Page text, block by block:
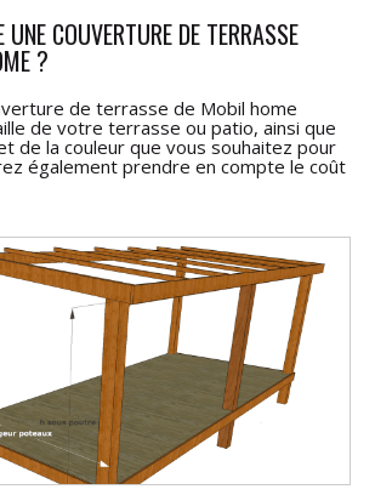
COUVERTURE DE TERRASSE
?
de terrasse de Mobil home
de votre terrasse ou patio, ainsi que
de la couleur que vous souhaitez pour
également prendre en compte le coût